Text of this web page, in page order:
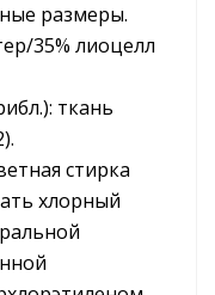
размеры.
35% лиоцелл
ткань
стирка
хлорный